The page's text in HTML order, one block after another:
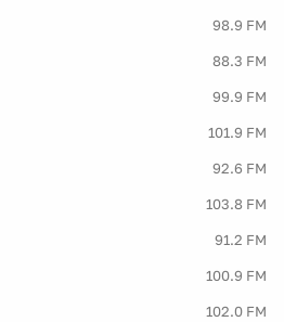
98.9 FM
88.3 FM
99.9 FM
101.9 FM
92.6 FM
103.8 FM
91.2 FM
100.9 FM
102.0 FM